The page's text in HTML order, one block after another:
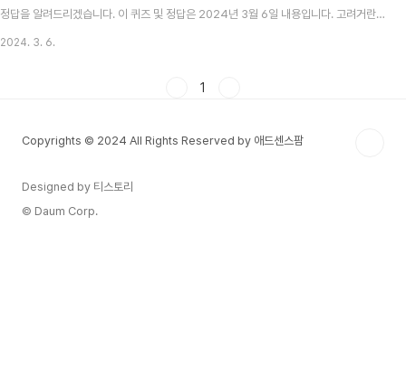
정답을 알려드리겠습니다. 이 퀴즈 및 정답은 2024년 3월 6일 내용입니다. 고려거란
전쟁 시청률 맞추기 이벤트 알아보기 목차 신한 쏠뱅크 쏠야구(쏠퀴즈) 3월 6일 문제 및
서울시리즈 티켓 응모권..
2024. 3. 6.
1
Copyrights © 2024 All Rights Reserved by 애드센스팜
Designed by 티스토리
© Daum Corp.